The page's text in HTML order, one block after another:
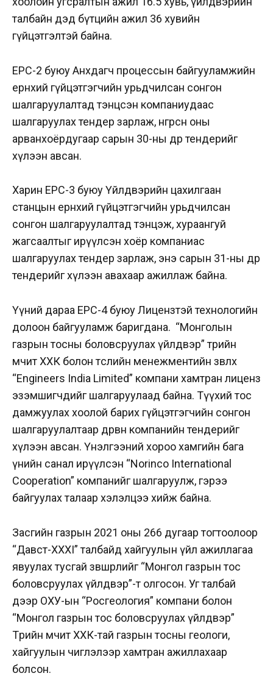
талбайн дэд бүтцийн ажил 36 хувийн
гүйцэтгэлтэй байна.
EPC-2 буюу Анхдагч процессын байгууламжийн
ерөнхий гүйцэтгэгчийн урьдчилсан сонгон
шалгаруулалтад тэнцсэн компаниудаас
шалгаруулах тендер зарлаж, өнгөрсөн оны
арванхоёрдугаар сарын 30-ны өдөр тендерийг
хүлээн авсан.
Харин EPC-3 буюу Үйлдвэрийн цахилгаан
станцын ерөнхий гүйцэтгэгчийн урьдчилсан
сонгон шалгаруулалтад тэнцэж, хураангуй
жагсаалтыг ирүүлсэн хоёр компаниас
шалгаруулах тендер зарлаж, энэ сарын 31-ны өдөр
тендерийг хүлээн авахаар ажиллаж байна.
Үүний дараа EPC-4 буюу Лицензтэй технологийн
долоон байгууламж баригдана. “Монголын
газрын тосны боловсруулах үйлдвэр” төрийн
өмчит ХХК болон төслийн менежментийн зөвлөх
“Engineers India Limited” компани хамтран лиценз
эзэмшигчдийг шалгаруулаад байна. Түүхий тос
дамжуулах хоолой барих гүйцэтгэгчийн сонгон
шалгаруулалтаар дөрвөн компанийн тендерийг
хүлээн авсан. Үнэлгээний хороо хамгийн бага
үнийн санал ирүүлсэн “Norinco International
Cooperation” компанийг шалгаруулж, гэрээ
байгуулах талаар хэлэлцээ хийж байна.
Засгийн газрын 2021 оны 266 дугаар тогтоолоор
“Давст-XXXI” талбайд хайгуулын үйл ажиллагаа
явуулах тусгай зөвшөөрлийг “Монгол газрын тос
боловсруулах үйлдвэр”-т олгосон. Уг талбай
дээр ОХУ-ын “Росгеология” компани болон
“Монгол газрын тос боловсруулах үйлдвэр”
Төрийн өмчит ХХК-тай газрын тосны геологи,
хайгуулын чиглэлээр хамтран ажиллахаар
болсон.